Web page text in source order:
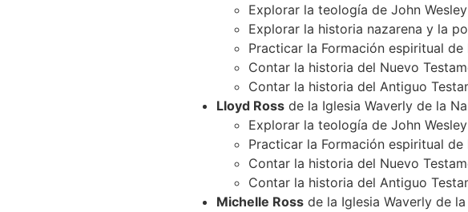
Explorar la teología de John Wesley
Explorar la historia nazarena y la
Practicar la Formación espiritual
Contar la historia del Nuevo
Contar la historia del Antiguo
Lloyd Rossde la Iglesia Waverly de la
Explorar la teología de John Wesley
Practicar la Formación espiritual
Contar la historia del Nuevo
Contar la historia del Antiguo
Michelle Rossde la Iglesia Waverly de